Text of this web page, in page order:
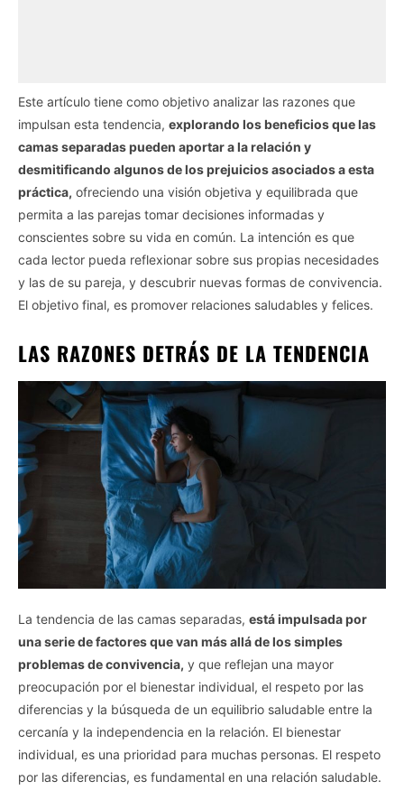
Este artículo tiene como objetivo analizar las razones que
impulsan esta tendencia, explorando los beneficios que las
camas separadas pueden aportar a la relación y
desmitificando algunos de los prejuicios asociados a esta
práctica, ofreciendo una visión objetiva y equilibrada que
permita a las parejas tomar decisiones informadas y
conscientes sobre su vida en común. La intención es que
cada lector pueda reflexionar sobre sus propias necesidades
y las de su pareja, y descubrir nuevas formas de convivencia.
El objetivo final, es promover relaciones saludables y felices.
LAS RAZONES DETRÁS DE LA TENDENCIA
La tendencia de las camas separadas, está impulsada por
una serie de factores que van más allá de los simples
problemas de convivencia, y que reflejan una mayor
preocupación por el bienestar individual, el respeto por las
diferencias y la búsqueda de un equilibrio saludable entre la
cercanía y la independencia en la relación. El bienestar
individual, es una prioridad para muchas personas. El respeto
por las diferencias, es fundamental en una relación saludable.